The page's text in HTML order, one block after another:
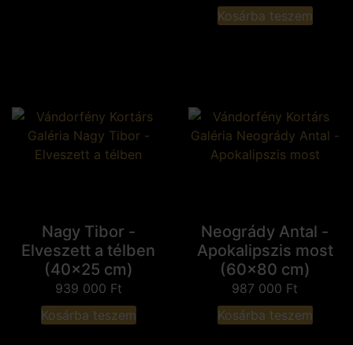
Kosárba teszem
Nagy Tibor -
Elveszett a télben
(40x25 cm)
939 000 Ft
Kosárba teszem
Neogrády Antal -
Apokalipszis most
(60x80 cm)
987 000 Ft
Kosárba teszem